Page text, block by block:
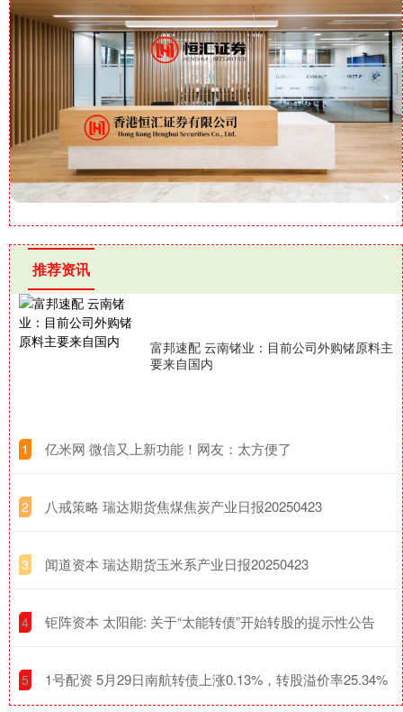
推荐资讯
富邦速配 云南锗业：目前公司外购锗原料主
要来自国内
1 ​亿米网 微信又上新功能！网友：太方便了
2 ​八戒策略 瑞达期货焦煤焦炭产业日报20250423
3 ​闻道资本 瑞达期货玉米系产业日报20250423
4 ​钜阵资本 太阳能: 关于“太能转债”开始转股的提示性公告
5 ​1号配资 5月29日南航转债上涨0.13%，转股溢价率25.34%